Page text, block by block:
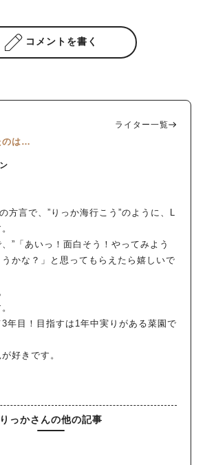
コメントを書く
ライター一覧
のは…
方言で、”りっか海行こう”のように、L
”「あいっ！面白そう！やってみよう
かな？」と思ってもらえたら嬉しいで
年目！目指すは1年中実りがある菜園で
好きです。
りっかさんの他の記事